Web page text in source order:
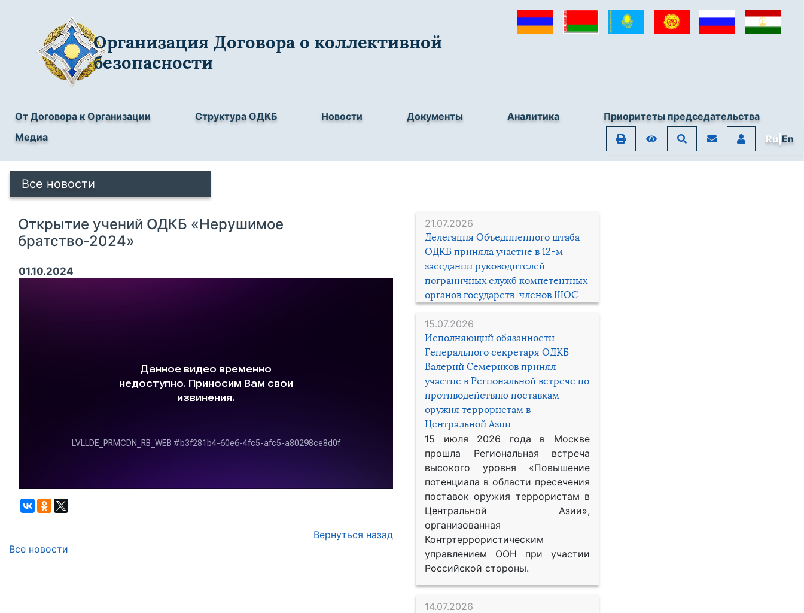
Организация Договора о коллективной
безопасности
От Договора к Организации Структура ОДКБ Новости Документы Аналитика
Приоритеты председательства
Медиа
Ru|En
Все новости
21.07.2026
Делегация Объединенного штаба
ОДКБ приняла участие в 12-м
заседании руководителей
пограничных служб компетентных
органов государств-членов ШОС
15.07.2026
Исполняющий обязанности
Генерального секретаря ОДКБ
Валерий Семериков принял
участие в Региональной встрече по
противодействию поставкам
оружия террористам в
Центральной Азии
15 июля 2026 года в Москве
прошла Региональная встреча
высокого уровня «Повышение
потенциала в области пресечения
поставок оружия террористам в
Центральной Азии»,
организованная
Контртеррористическим
управлением ООН при участии
Российской стороны.
14.07.2026
Открытие учений ОДКБ «Нерушимое
братство-2024»
01.10.2024
Вернуться назад
Все новости